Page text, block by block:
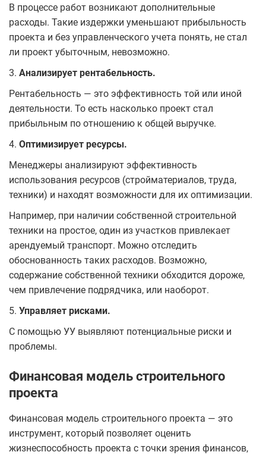
В процессе работ возникают дополнительные
расходы. Такие издержки уменьшают прибыльность
проекта и без управленческого учета понять, не стал
ли проект убыточным, невозможно.
3. Анализирует рентабельность.
Рентабельность — это эффективность той или иной
деятельности. То есть насколько проект стал
прибыльным по отношению к общей выручке.
4. Оптимизирует ресурсы.
Менеджеры анализируют эффективность
использования ресурсов (стройматериалов, труда,
техники) и находят возможности для их оптимизации.
Например, при наличии собственной строительной
техники на простое, один из участков привлекает
арендуемый транспорт. Можно отследить
обоснованность таких расходов. Возможно,
содержание собственной техники обходится дороже,
чем привлечение подрядчика, или наоборот.
5. Управляет рисками.
С помощью УУ выявляют потенциальные риски и
проблемы.
Финансовая модель строительного
проекта
Финансовая модель строительного проекта — это
инструмент, который позволяет оценить
жизнеспособность проекта с точки зрения финансов,